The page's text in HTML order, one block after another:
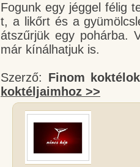
Fogunk egy jéggel félig
t, a likőrt és a
átszűrjük egy pohárba.
már kínálhatjuk is.
Szerző: Finom koktélok
koktéljaimhoz >>